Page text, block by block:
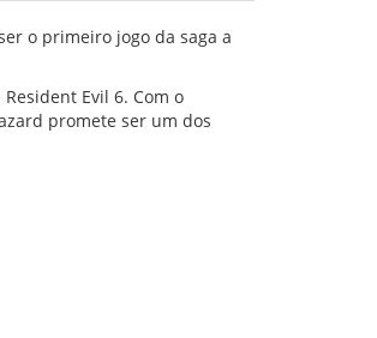
o primeiro jogo da saga a
Evil 6. Com o
promete ser um dos